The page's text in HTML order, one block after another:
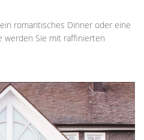
romantisches Dinner oder eine
werden Sie mit raffinierten